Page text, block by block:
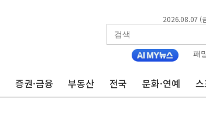
2026.08.07 (
패
증권·금융 부동산 전국 문화·연예
드론으로 나토 회원국 공격 검토… 거짓 깃발 작전"
젠슨 황 재회…로봇·AI 데이터센터·모빌리티 구체화
성과급 반대…상법·자본시장법 개정 논의"
물 AI주 차익실현 속 혼조세...웨스턴디지털·샌디스크